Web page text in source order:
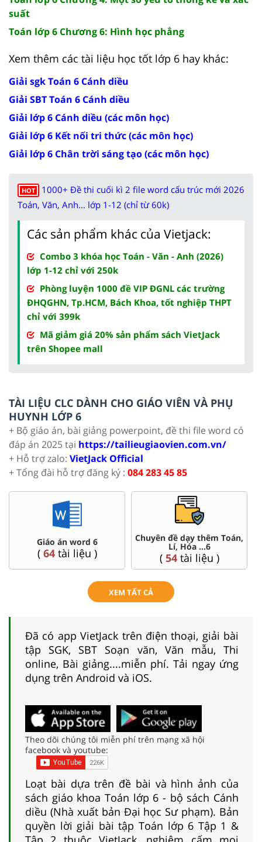
suất
Toán lớp 6 Chương 6: Hình học phẳng
Xem thêm các tài liệu học tốt lớp 6 hay khác:
Giải sgk Toán 6 Cánh diều
Giải SBT Toán 6 Cánh diều
Giải lớp 6 Cánh diều (các môn học)
Giải lớp 6 Kết nối tri thức (các môn học)
Giải lớp 6 Chân trời sáng tạo (các môn học)
HOT
1000+ Đề thi cuối kì 2 file word cấu trúc mới 2026
Toán, Văn, Anh... lớp 1-12 (chỉ từ 60k)
Các sản phẩm khác của Vietjack:
Combo 3 khóa học Toán - Văn - Anh (2026)
lớp 1-12 chỉ với 250k
Phòng luyện 1000 đề VIP ĐGNL các trường
ĐHQGHN, Tp.HCM, Bách Khoa, tốt nghiệp THPT
chỉ với 399k
Mã giảm giá 20% sản phẩm sách VietJack
trên Shopee mall
TÀI LIỆU CLC DÀNH CHO GIÁO VIÊN VÀ PHỤ
HUYNH LỚP 6
+ Bộ giáo án, bài giảng powerpoint, đề thi file word có
đáp án 2025 tại https://tailieugiaovien.com.vn/
+ Hỗ trợ zalo: VietJack Official
+ Tổng đài hỗ trợ đăng ký : 084 283 45 85
Giáo án word 6
( 64tài liệu )
Chuyên đề dạy thêm Toán,
Lí, Hóa ...6
( 54tài liệu )
XEM TẤT CẢ
Đã có app VietJack trên điện thoại, giải bài
tập SGK, SBT Soạn văn, Văn mẫu, Thi
online, Bài giảng....miễn phí. Tải ngay ứng
dụng trên Android và iOS.
Theo dõi chúng tôi miễn phí trên mạng xã hội
facebook và youtube:
Loạt bài dựa trên đề bài và hình ảnh của
sách giáo khoa Toán lớp 6 - bộ sách Cánh
diều (Nhà xuất bản Đại học Sư phạm). Bản
quyền lời giải bài tập Toán lớp 6 Tập 1 &